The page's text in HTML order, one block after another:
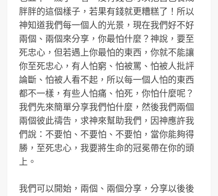
胖胖的這個樣子，若果有錢就更糟糕了！所以
神知道我們每一個人的光景，現在我們好不好
兩個、兩個來分享，你最怕什麼？神說，要至
死忠心，但若遇上你最怕的東西，你就不能讓
你至死忠心，有人怕窮、怕被罵、怕被人批評
論斷、怕被人看不起，所以每一個人怕的東西
都不一樣，有些人怕痛、怕死，你怕什麼呢？
我們先來簡單分享我們怕什麼，然後我們兩個
兩個彼此禱告，求神來幫助我們，因神應許我
們說：不要怕、不要怕、不要怕，當你能夠得
勝，至死忠心，我要將生命的冠冕帶在你的頭
上。
我們可以開始，兩個、兩個分享，分享以後後